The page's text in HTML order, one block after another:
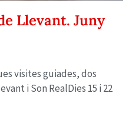
Llevant. Juny
visites guiades, dos
i Son RealDies 15 i 22